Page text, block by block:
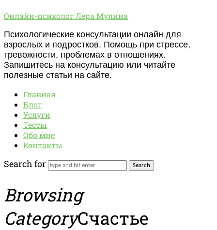
Онлайн-
Лера
Мулина
Онлайн-психолог Лера Мулина
Психологические консультации онлайн для
взрослых и подростков. Помощь при стрессе,
тревожности, проблемах в отношениях.
Запишитесь на консультацию или читайте
полезные статьи на сайте.
Главная
Блог
Услуги
Тесты
Обо мне
Контакты
Search for
Browsing
CategoryСчастье